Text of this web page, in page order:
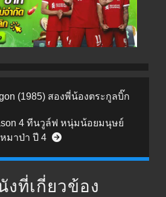
(1985) สองพี่น้องตระกูลบิ๊ก
4 ทีนวูล์ฟ หนุ่มน้อยมนุษย์
หมาป่า ปี 4
ที่เกี่ยวข้อง